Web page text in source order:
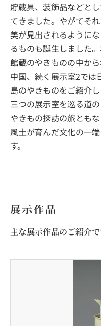
貯蔵具、装飾品などと
てきました。やがてそ
美が見出されるように
るものも誕生しました
館蔵のやきものの中か
中国、続く展示室2では
島のやきものをご紹介し
三つの展示室を巡る道
やきもの探訪の旅とも
風土が育んだ文化の一
す。
展示作品
主な展示作品のご紹介で